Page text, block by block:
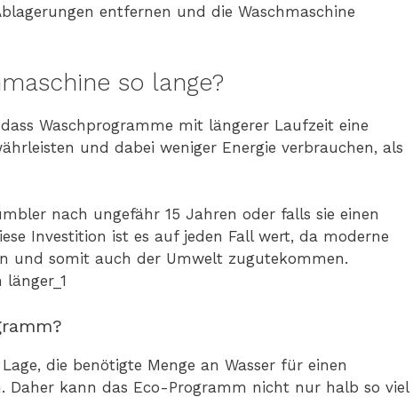
entfernen und die Waschmaschine
so lange?
Waschprogramme mit längerer Laufzeit eine
und dabei weniger Energie verbrauchen, als
nach ungefähr 15 Jahren oder falls sie einen
Investition ist es auf jeden Fall wert, da moderne
und somit auch der Umwelt zugutekommen.
die benötigte Menge an Wasser für einen
Daher kann das Eco-Programm nicht nur halb so viel